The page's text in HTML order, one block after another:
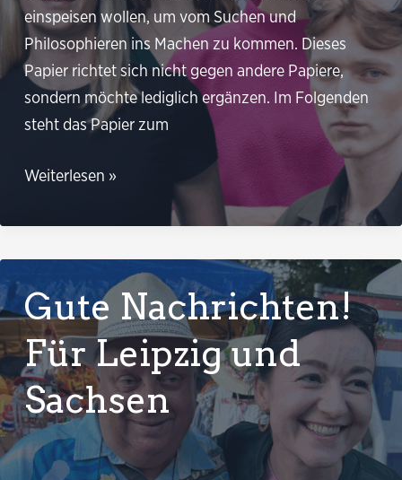
einspeisen wollen, um vom Suchen und
Philosophieren ins Machen zu kommen. Dieses
Papier richtet sich nicht gegen andere Papiere,
sondern möchte lediglich ergänzen. Im Folgenden
steht das Papier zum
Ostpapier:
und
der
Osten
–
eigentlich
gar
nicht
so
kompliziert“
Weiterlesen »
Gute Nachrichten!
Für Leipzig und
Sachsen